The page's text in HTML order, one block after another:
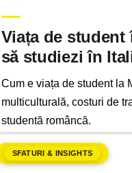
Viața de student
să studiezi în
Cum e viața de student la
multiculturală, costuri de
studentă româncă.
SFATURI & INSIGHTS